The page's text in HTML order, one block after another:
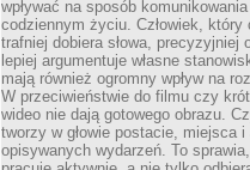
wpływać na sposób
codziennym życiu. Człowiek,
trafniej dobiera słowa, precyzyjniej
lepiej argumentuje własne
mają również ogromny wpływ na
W przeciwieństwie do filmu czy
wideo nie dają gotowego obrazu.
tworzy w głowie postacie, miejsca
opisywanych wydarzeń. To